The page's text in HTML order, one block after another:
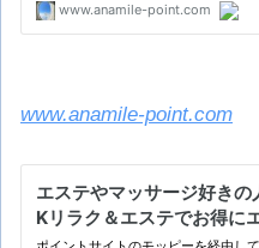
www.anamile-point.com